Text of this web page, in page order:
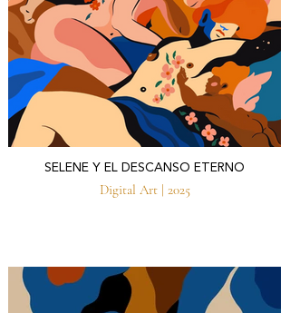
SELENE Y EL DESCANSO ETERNO
Digital Art | 2025